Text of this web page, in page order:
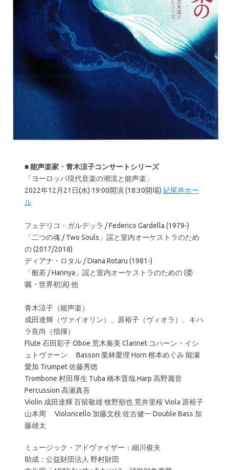
■能声楽家・青木涼子コンサートシリーズ
「ヨーロッパ現代音楽の潮流と能声楽」
2022年12月21日(水) 19:00開演 (18:30開場) 紀尾井ホー
ル
フェデリコ・ガルデッラ / Federico Gardella (1979-)
「二つの魂 / Two Souls」謡と室内オーケストラのため
の (2017/2018)
ディアナ・ロタル / Diana Rotaru (1981-)
「般若 / Hannya」謡と室内オーケストラのための (委
嘱・世界初演) 他
青木涼子（能声楽）
成田達輝（ヴァイオリン）、原裕子（ヴィオラ）、キハ
ラ良尚（指揮）
Flute 石田彩子 Oboe 荒木奏美 Clarinet コハーン・イシ
ュトヴァーン Basson 栗林愛理 Horn 根本めぐみ 能瀬
愛加 Trumpet 佐藤秀徳
Trombone 村田厚生 Tuba 橋本晋哉 Harp 高野麗音
Percussion 高瀬真吾
Violin 成田達輝 百留敬雄 牧野順也 荒井里桜 Viola 原裕子
山本周 Violoncello 加藤文枝 佐古健一 Double Bass 加
藤雄太
ミュージック・アドヴァイザー：細川俊夫
助成：公益財団法人 野村財団